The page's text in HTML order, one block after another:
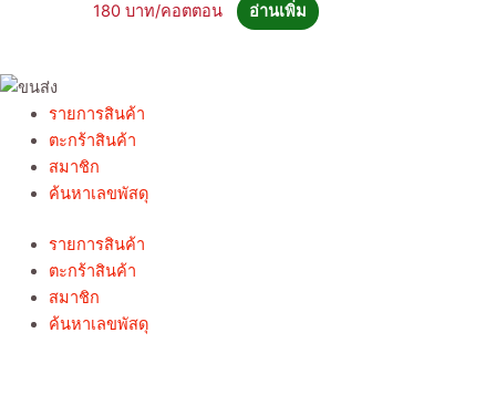
180 อ่านเพิ่ม
รายการสินค้า
ตะกร้าสินค้า
สมาชิก
ค้นหาเลขพัสดุ
รายการสินค้า
ตะกร้าสินค้า
สมาชิก
ค้นหาเลขพัสดุ